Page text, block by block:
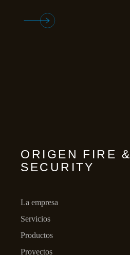
ORIGEN FIRE &
SECURITY
La empresa
Servicios
Productos
Proyectos